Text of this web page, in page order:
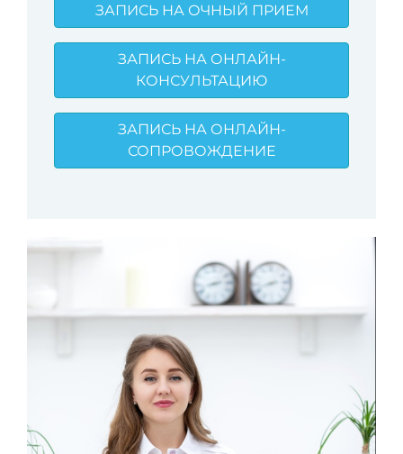
ЗАПИСЬ НА ОЧНЫЙ ПРИЕМ
ЗАПИСЬ НА ОНЛАЙН-
КОНСУЛЬТАЦИЮ
ЗАПИСЬ НА ОНЛАЙН-
СОПРОВОЖДЕНИЕ